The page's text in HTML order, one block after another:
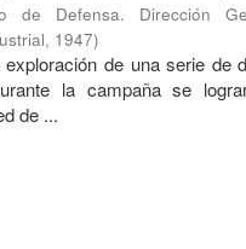
de Defensa. Dirección
, 1947)
de una serie de
la campaña se
de ...